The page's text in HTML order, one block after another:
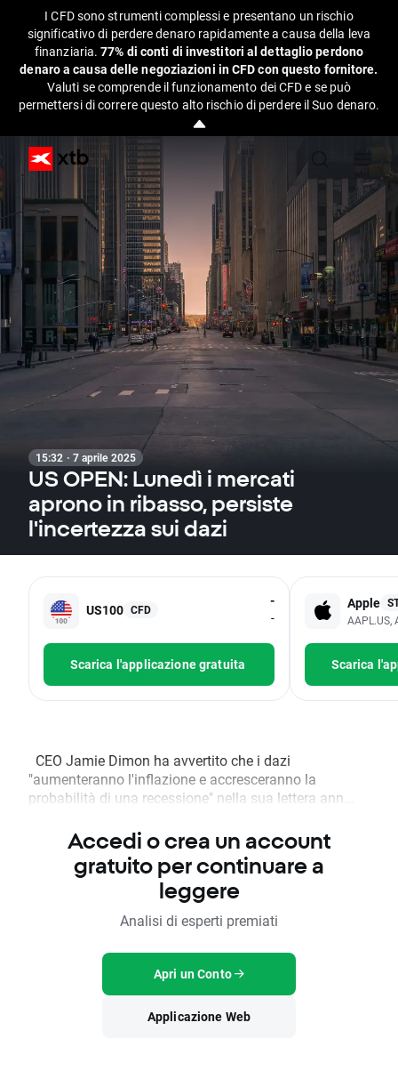
I CFD sono strumenti complessi e presentano un rischio
significativo di perdere denaro rapidamente a causa della leva
finanziaria.77% di conti di investitori al dettaglio perdono
denaro a causa delle negoziazioni in CFD con questo fornitore.
Valuti se comprende il funzionamento dei CFD e se può
permettersi di correre questo alto rischio di perdere il Suo denaro.
15:32 · 7 aprile 2025
US OPEN: Lunedì i mercati
aprono in ribasso, persiste
l'incertezza sui dazi
US100 CFD
-
-
Scarica l'applicazione gratuita
Apple
AAPL.US,
Scarica
CEO Jamie Dimon ha avvertito che i dazi
"aumenteranno l'inflazione e accresceranno la
probabilità di una recessione" nella sua lettera ann...
Accedi o crea un account
gratuito per continuare a
leggere
Analisi di esperti premiati
Apri un Conto
Applicazione Web